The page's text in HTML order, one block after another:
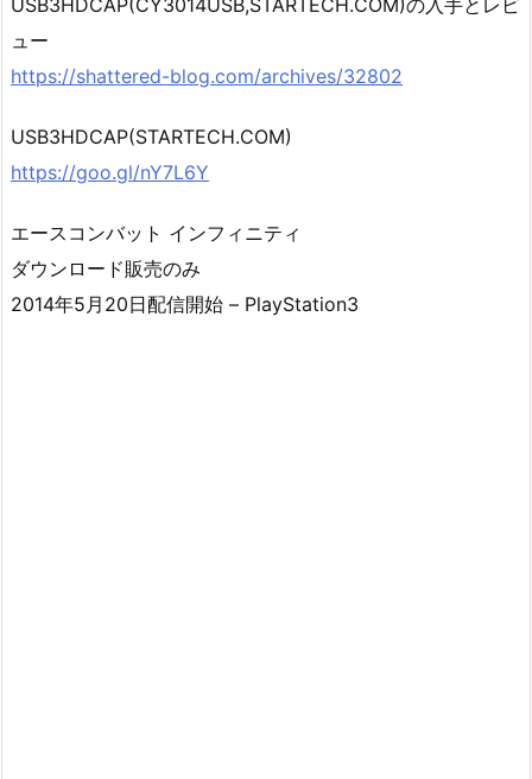
USB3HDCAP(CY3014USB,STARTECH.COM)の入手とレビ
ュー
https://shattered-blog.com/archives/32802
USB3HDCAP(STARTECH.COM)
https://goo.gl/nY7L6Y
エースコンバット インフィニティ
ダウンロード販売のみ
2014年5月20日配信開始 – PlayStation3